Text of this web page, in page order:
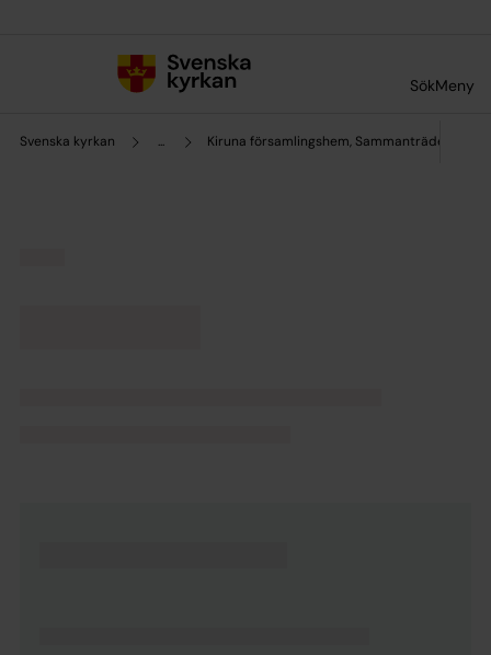
SökMeny
Svenska kyrkan ... Kiruna församlingshem, Sammanträdesrum,